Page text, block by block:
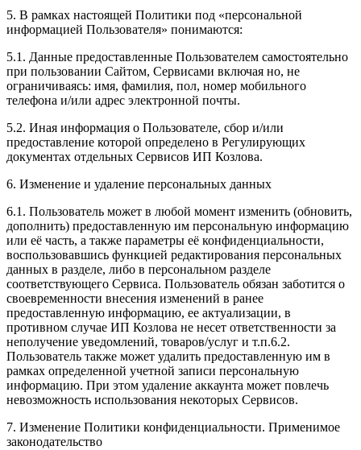
5. В рамках настоящей Политики под «персональной
информацией Пользователя» понимаются:
5.1. Данные предоставленные Пользователем самостоятельно
при пользовании Сайтом, Сервисами включая но, не
ограничиваясь: имя, фамилия, пол, номер мобильного
телефона и/или адрес электронной почты.
5.2. Иная информация о Пользователе, сбор и/или
предоставление которой определено в Регулирующих
документах отдельных Сервисов ИП Козлова.
6. Изменение и удаление персональных данных
6.1. Пользователь может в любой момент изменить (обновить,
дополнить) предоставленную им персональную информацию
или её часть, а также параметры её конфиденциальности,
воспользовавшись функцией редактирования персональных
данных в разделе, либо в персональном разделе
соответствующего Сервиса. Пользователь обязан заботится о
своевременности внесения изменений в ранее
предоставленную информацию, ее актуализации, в
противном случае ИП Козлова не несет ответственности за
неполучение уведомлений, товаров/услуг и т.п.6.2.
Пользователь также может удалить предоставленную им в
рамках определенной учетной записи персональную
информацию. При этом удаление аккаунта может повлечь
невозможность использования некоторых Сервисов.
7. Изменение Политики конфиденциальности. Применимое
законодательство